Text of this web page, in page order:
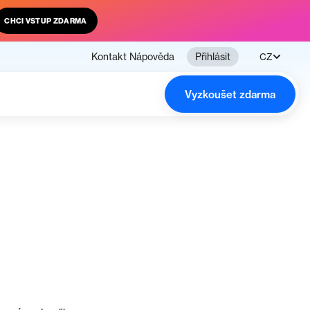
CHCI VSTUP ZDARMA
Kontakt Nápověda Přihlásit CZ
Vyzkoušet zdarma